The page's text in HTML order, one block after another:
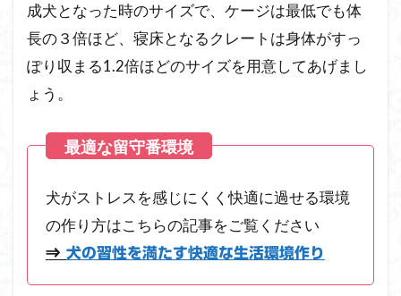
成犬となった時のサイズで、ケージは最低でも体
長の３倍ほど、寝床となるクレートは身体がすっ
ぽり収まる1.2倍ほどのサイズを用意してあげまし
ょう。
犬がストレスを感じにくく快適に過せる環境
の作り方はこちらの記事をご覧ください
⇒ 犬の習性を満たす快適な生活環境作り